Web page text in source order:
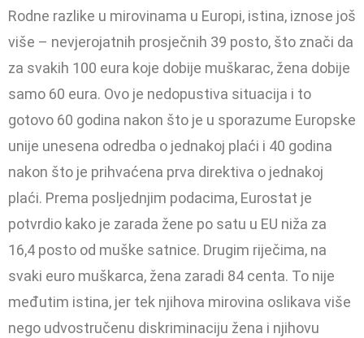
Rodne razlike u miro­vinama u Europi, istina, iznose još
više – nevje­rojatnih prosječnih 39 posto, što znači da
za svakih 100 eura koje do­bije muškarac, žena do­bije
samo 60 eura. Ovo je nedopustiva situacija i to
gotovo 60 godina na­kon što je u sporazume Europske
unije unesena odredba o jednakoj plaći i 40 godina
nakon što je prihvaćena prva direkti­va o jednakoj
plaći. Prema posljed­njim podacima, Eurostat je
potvrdio kako je zarada žene po satu u EU niža za
16,4 posto od muške satnice. Dru­gim riječima, na
svaki euro muškarca, žena zaradi 84 centa. To nije
među­tim istina, jer tek njihova mirovina oslikava više
nego udvostručenu dis­kriminaciju žena i njihovu